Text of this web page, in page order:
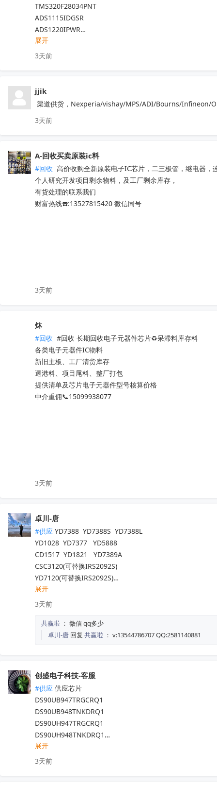
TMS320F28034PNT
ADS1115IDGSR
ADS1220IPWR
ADS1110A0IDBVR
ADS1015IDGSR
ADS1120IPWR
TMS320F28335PGFA
TMS320F28027PTT
ADS1248IPWR
TMS320F28035PAGT
TMS320F2808PZA
ADS1115IDGSR
ADS1299IPAGR
ADS8688IDBTR
ADS8866IDGSR
DRV8231ADSGR
ADS1298IPAGR
ADS8681IPWR
ADS131A04IPBSR
DAC8562SDGSR
ADS131E08IPAGR
ESP32-WROVER-E-N16R8
AM3352BZCZD80
OPA2387DGKR
LM76003RNPR
LM76005RNPR
LM7321MFX/NOPB
LM73100RPWR
LM74502DDFR
LM74502HDDFR
LM7805MPX/NOPB
LM7171AIMX/NOPB
LM7812SX/NOPB
LM70880RRXR
LM7322MAX/NOPB
LM741CN/NOPB
LM66100DCKT
LM6171AIMX/NOPB
LM6171AIM/NOPB
LM6132BIMX/NOPB
CC1310F128RHBR
收起
展开
3天前
jjik
渠道供货，Nexperia/vishay/MPS/ADI/Bourns/Infineon/
3天前
A-回收买卖原装ic料
#回收 高价收购全新原装电子IC芯片，二三极管，继电器，
个人研究开发项目剩余物料，及工厂剩余库存，
有货处理的联系我们
财富热线☎️:13527815420 微信同号
3天前
炑
#回收 #回收 长期回收电子元器件芯片♻️呆滞料库存料
各类电子元器件IC物料
新旧主板、工厂清货库存
退港料、项目尾料、整厂打包
提供清单及芯片电子元器件型号核算价格
中介重佣📞15099938077
3天前
卓川-唐
#供应 YD7388  YD7388S  YD7388L
YD1028  YD7377   YD5888
CD1517  YD1821   YD7389A
CSC3120(可替换IRS2092S)
YD7120(可替换IRS2092S)
YD7123(可替换 IRS2093)
AXPA17851  AXPA47576
AXPA7388Q  TCB001HQ  TDA8920CTH
TCB2929AHQ  MFI337S3959
TM1621B  TM1622  TM2313
TM1628A  C9636  QX201A
MT29F4G08ABADAWP:D   TM1729  AK7738VQ
OB3636AMP  HT7050A-1  PE8308CT  QX201-A
NS8002  TM1640  IRF540NPBF  IRFB4227
SI4704    SI4703-C19  PI5A100QEX
NCV8402ASTT1G  AW9967DNR  TPA3116D2DADR
TM1650  TM2312  TDA7576B  BD37033FV-ME2
TL494IDR  SI4755  CD1517CP  TA7291SG
STM32L071RZH6  STM32G070RBT6
展开
3天前
共赢啦 ： 微信 qq多少
卓川-唐 回复 共赢啦 ： v:13544786707 QQ:2581140881
创盛电子科技-客服
#供应 供应芯片
DS90UB947TRGCRQ1
DS90UB948TNKDRQ1
DS90UH947TRGCRQ1
DS90UH948TNKDRQ1
DS83822IRHBR
DS250DF810ABVR
展开
3天前